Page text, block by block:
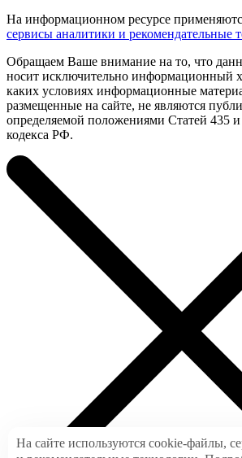
На информационном ресурсе
сервисы аналитики и рекомендательные
Обращаем Ваше внимание на то, что
носит исключительно информационный
каких условиях информационные
размещенные на сайте, не являются
определяемой положениями Статей 435
кодекса РФ.
На сайте используются cookie-файлы,